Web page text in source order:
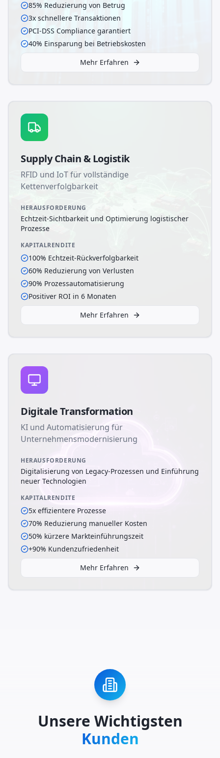
85% Reduzierung von Betrug
3x schnellere Transaktionen
PCI-DSS Compliance garantiert
40% Einsparung bei Betriebskosten
Mehr Erfahren
Supply Chain & Logistik
RFID und IoT für vollständige
Kettenverfolgbarkeit
HERAUSFORDERUNG
Echtzeit-Sichtbarkeit und Optimierung logistischer
Prozesse
KAPITALRENDITE
100% Echtzeit-Rückverfolgbarkeit
60% Reduzierung von Verlusten
90% Prozessautomatisierung
Positiver ROI in 6 Monaten
Mehr Erfahren
Digitale Transformation
KI und Automatisierung für
Unternehmensmodernisierung
HERAUSFORDERUNG
Digitalisierung von Legacy-Prozessen und Einführung
neuer Technologien
KAPITALRENDITE
5x effizientere Prozesse
70% Reduzierung manueller Kosten
50% kürzere Markteinführungszeit
+90% Kundenzufriedenheit
Mehr Erfahren
Unsere Wichtigsten
Kunden